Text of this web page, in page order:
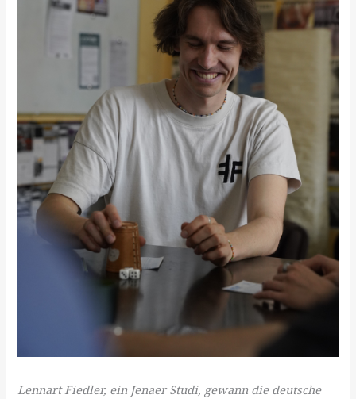
Lennart Fiedler, ein Jenaer Studi, gewann die deutsche